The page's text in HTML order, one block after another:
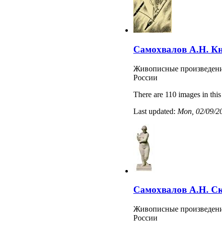
Самохвалов А.Н.
Живописные
России
There are 110 images in
Last updated: Mon, 02/09/
Самохвалов А.Н.
Живописные
России